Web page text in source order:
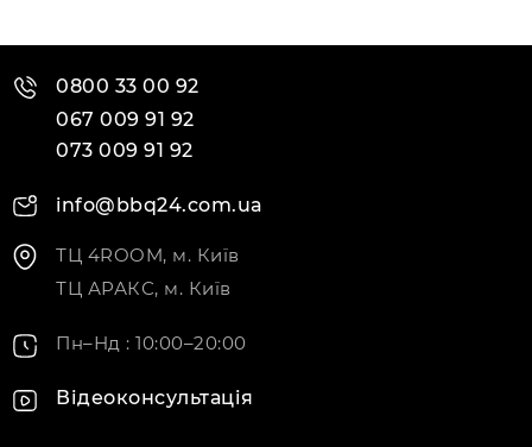
0800 33 00 92
067 009 91 92
073 009 91 92
info@bbq24.com.ua
ТЦ 4ROOM, м. Київ
ТЦ АРАКС, м. Київ
Пн–Нд : 10:00–20:00
Відеоконсультація